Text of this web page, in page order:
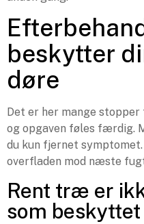
beskytter
døre
Det er her mange
og opgaven føles færdig.
du kun fjernet
overfladen mod næste
Rent træ er
som